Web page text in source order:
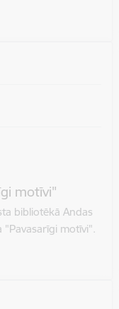
motīvi"
bibliotēkā Andas
"Pavasarīgi motīvi".